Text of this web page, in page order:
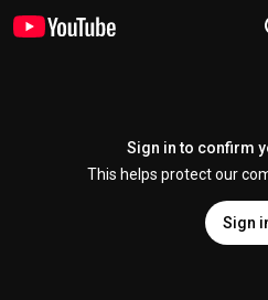
Sign in to confirm
This helps protect our
Sign